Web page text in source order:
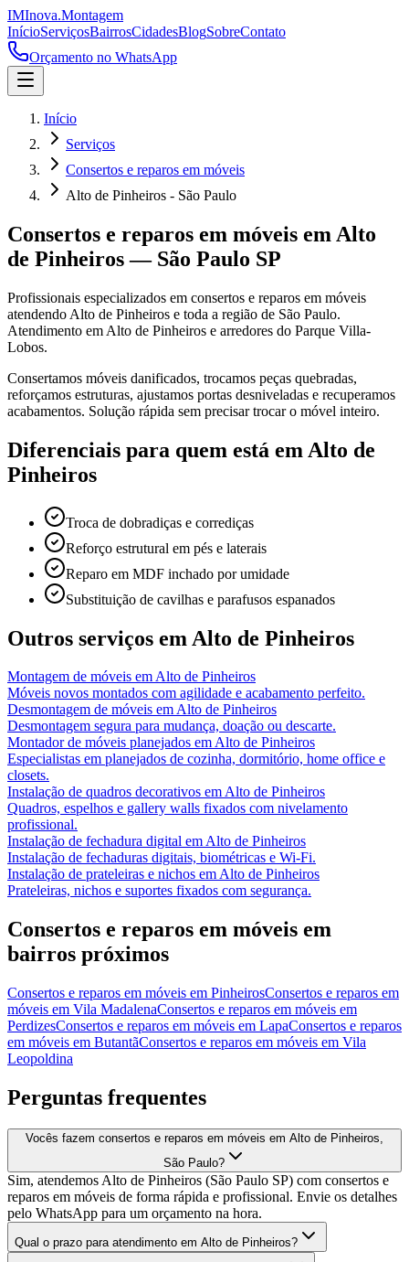
IMInova.Montagem
InícioServiçosBairrosCidadesBlogSobreContato
Orçamento no WhatsApp
Início
Serviços
Consertos e reparos em móveis
Alto de Pinheiros - São Paulo
Consertos e reparos em móveis em Alto
de Pinheiros— São Paulo SP
Profissionais especializados em consertos e reparos em móveis
atendendo Alto de Pinheiros e toda a região de São Paulo.
Atendimento em Alto de Pinheiros e arredores do Parque Villa-
Lobos.
Consertamos móveis danificados, trocamos peças quebradas,
reforçamos estruturas, ajustamos portas desniveladas e recuperamos
acabamentos. Solução rápida sem precisar trocar o móvel inteiro.
Diferenciais para quem está em Alto de
Pinheiros
Troca de dobradiças e corrediças
Reforço estrutural em pés e laterais
Reparo em MDF inchado por umidade
Substituição de cavilhas e parafusos espanados
Outros serviços em Alto de Pinheiros
Montagem de móveis emAlto de Pinheiros
Móveis novos montados com agilidade e acabamento perfeito.
Desmontagem de móveis emAlto de Pinheiros
Desmontagem segura para mudança, doação ou descarte.
Montador de móveis planejados emAlto de Pinheiros
Especialistas em planejados de cozinha, dormitório, home office e
closets.
Instalação de quadros decorativos emAlto de Pinheiros
Quadros, espelhos e gallery walls fixados com nivelamento
profissional.
Instalação de fechadura digital emAlto de Pinheiros
Instalação de fechaduras digitais, biométricas e Wi-Fi.
Instalação de prateleiras e nichos emAlto de Pinheiros
Prateleiras, nichos e suportes fixados com segurança.
Consertos e reparos em móveis em
bairros próximos
Consertos e reparos em móveis em PinheirosConsertos e reparos em
móveis em Vila MadalenaConsertos e reparos em móveis em
PerdizesConsertos e reparos em móveis em LapaConsertos e reparos
em móveis em ButantãConsertos e reparos em móveis em Vila
Leopoldina
Perguntas frequentes
Vocês fazem consertos e reparos em móveis em Alto de Pinheiros,
São Paulo?
Sim, atendemos Alto de Pinheiros (São Paulo SP) com consertos e
reparos em móveis de forma rápida e profissional. Envie os detalhes
pelo WhatsApp para um orçamento na hora.
Qual o prazo para atendimento em Alto de Pinheiros?